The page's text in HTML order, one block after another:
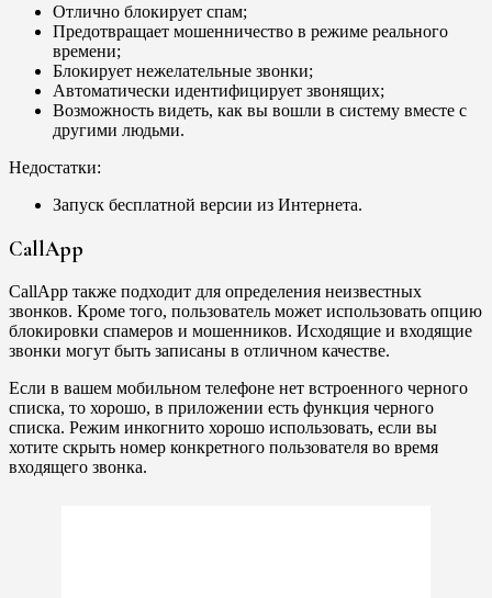
Отлично блокирует спам;
Предотвращает мошенничество в режиме реального
времени;
Блокирует нежелательные звонки;
Автоматически идентифицирует звонящих;
Возможность видеть, как вы вошли в систему вместе с
другими людьми.
Недостатки:
Запуск бесплатной версии из Интернета.
CallApp
CallApp также подходит для определения неизвестных
звонков. Кроме того, пользователь может использовать опцию
блокировки спамеров и мошенников. Исходящие и входящие
звонки могут быть записаны в отличном качестве.
Если в вашем мобильном телефоне нет встроенного черного
списка, то хорошо, в приложении есть функция черного
списка. Режим инкогнито хорошо использовать, если вы
хотите скрыть номер конкретного пользователя во время
входящего звонка.